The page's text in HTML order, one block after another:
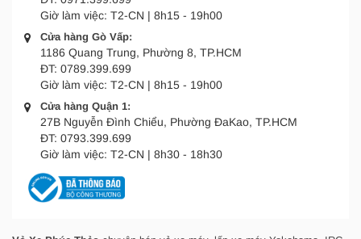
Giờ làm việc: T2-CN | 8h15 - 19h00
Cửa hàng Gò Vấp:
1186 Quang Trung, Phường 8, TP.HCM
ĐT: 0789.399.699
Giờ làm việc: T2-CN | 8h15 - 19h00
Cửa hàng Quận 1:
27B Nguyễn Đình Chiểu, Phường ĐaKao, TP.HCM
ĐT: 0793.399.699
Giờ làm việc: T2-CN | 8h30 - 18h30